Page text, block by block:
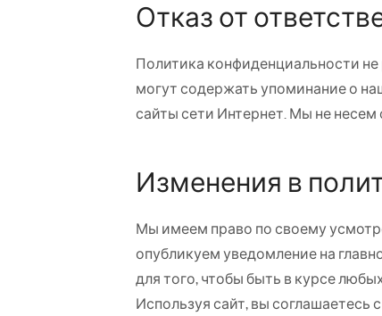
Отказ от
Политика конфиденциальности
могут содержать упоминание о
сайты сети Интернет. Мы не несем
Изменения в
Мы имеем право по своему
опубликуем уведомление на
для того, чтобы быть в курсе
Используя сайт, вы соглашаетесь